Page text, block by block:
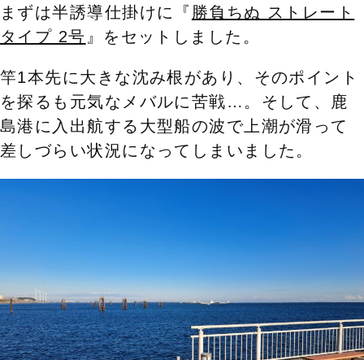
まずは半誘導仕掛けに『 勝負ちぬ ストレート
タイプ 2号 』をセットしました。
竿1本先に大きな沈み根があり、そのポイント
を探るも元気なメバルに苦戦…。そして、鹿
島港に入出航する大型船の波で上潮が滑って
差しづらい状況になってしまいました。